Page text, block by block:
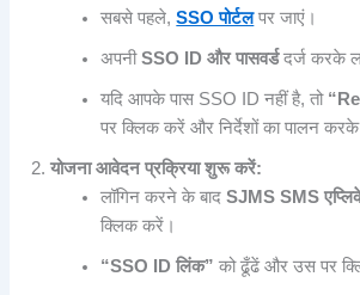
सबसे पहले,SSO पोर्टलपर जाएं।
अपनीSSO ID और पासवर्डदर्ज करके
यदि आपके पास SSO ID नहीं है, तो
पर क्लिक करें और निर्देशों का पालन
योजना आवेदन प्रक्रिया शुरू करें:
लॉगिन करने के बादSJMS SMS
क्लिक करें।
“SSO ID लिंक” को ढूँढें और उस पर